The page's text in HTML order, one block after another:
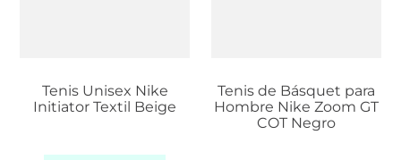
Tenis Unisex Nike
Initiator Textil Beige
Tenis de Básquet para
Hombre Nike Zoom GT
COT Negro